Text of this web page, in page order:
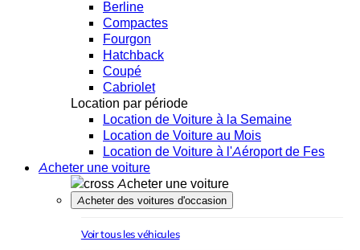
Berline
Compactes
Fourgon
Hatchback
Coupé
Cabriolet
Location par période
Location de Voiture à la Semaine
Location de Voiture au Mois
Location de Voiture à l'Aéroport de Fes
Acheter une voiture
Acheter une voiture
Acheter des voitures d'occasion
Voir tous les véhicules